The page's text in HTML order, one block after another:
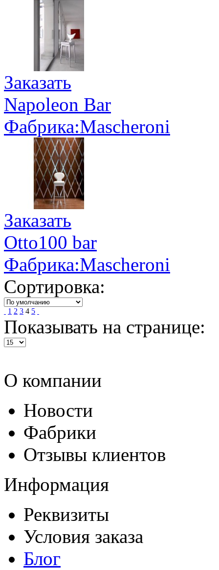
Заказать
Napoleon Bar
Фабрика:Mascheroni
Заказать
Otto100 bar
Фабрика:Mascheroni
Сортировка:
1 2 3 4 5
Показывать на странице:
О компании
Новости
Фабрики
Отзывы клиентов
Информация
Реквизиты
Условия заказа
Блог